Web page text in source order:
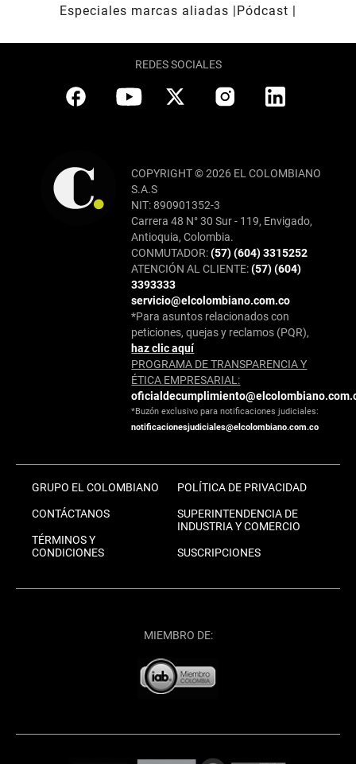
Especiales marcas aliadas
Pódcast
REDES SOCIALES
COPYRIGHT © 2026 EL COLOMBIANO
S.A.S
NIT: 890901352-3
Carrera 48 N° 30 Sur - 119, Envigado,
Antioquia, Colombia.
CONMUTADOR:(57) (604) 3315252
ATENCIÓN AL CLIENTE:(57) (604)
3393333
servicio@elcolombiano.com.co
*Para asuntos relacionados con
peticiones, quejas y reclamos (PQR),
haz clic aquí
PROGRAMA DE TRANSPARENCIA Y
ÉTICA EMPRESARIAL:
*Buzón exclusivo para notificaciones judiciales:
notificacionesjudiciales@elcolombiano.com.co
GRUPO EL COLOMBIANO
CONTÁCTANOS
TÉRMINOS Y
CONDICIONES
POLÍTICA DE PRIVACIDAD
SUPERINTENDENCIA DE
INDUSTRIA Y COMERCIO
SUSCRIPCIONES
MIEMBRO DE: